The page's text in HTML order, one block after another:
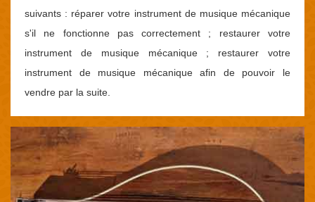
suivants : réparer votre instrument de musique mécanique
s'il ne fonctionne pas correctement ; restaurer votre
instrument de musique mécanique ; restaurer votre
instrument de musique mécanique afin de pouvoir le
vendre par la suite.